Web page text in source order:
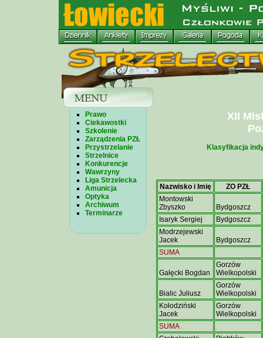
Prawo
Ciekawostki
Szkolenie
Zarządzenia PZŁ
Przystrzelanie
Strzelnice
Konkurencje
Wawrzyny
Liga Strzelecka
Amunicja
Optyka
Archiwum
Terminarze
XII
Klasyfikacja
Nazwisko i Imię
ZO PZŁ
Montowski
Zbyszko
Bydgoszcz
Isaryk Sergiej
Bydgoszcz
Modrzejewski
Jacek
Bydgoszcz
SUMA
Gałęcki Bogdan
Gorzów
Wielkopolski
Bialic Juliusz
Gorzów
Wielkopolski
Kołodziński
Jacek
Gorzów
Wielkopolski
SUMA